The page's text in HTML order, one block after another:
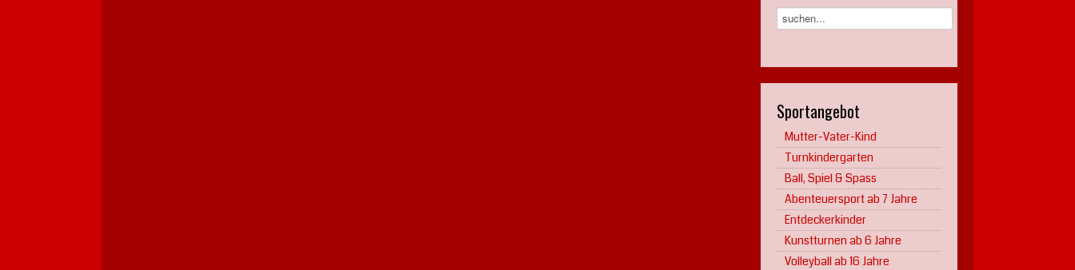
Sportangebot
Mutter-Vater-Kind
Turnkindergarten
Ball, Spiel & Spass
Abenteuersport ab 7 Jahre
Entdeckerkinder
Kunstturnen ab 6 Jahre
Volleyball ab 16 Jahre